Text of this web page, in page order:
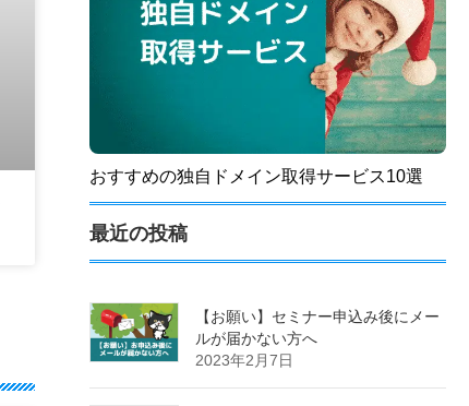
おすすめの独自ドメイン取得サービス10選
最近の投稿
【お願い】セミナー申込み後にメー
ルが届かない方へ
2023年2月7日